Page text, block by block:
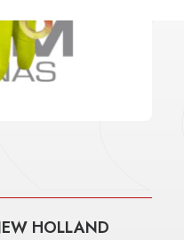
HOLLAND